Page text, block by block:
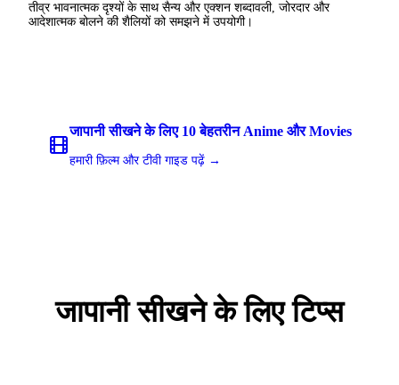
तीव्र भावनात्मक दृश्यों के साथ सैन्य और एक्शन शब्दावली, जोरदार और
आदेशात्मक बोलने की शैलियों को समझने में उपयोगी।
जापानी सीखने के लिए 10 बेहतरीन Anime और Movies
हमारी फ़िल्म और टीवी गाइड पढ़ें →
जापानी सीखने के लिए टिप्स